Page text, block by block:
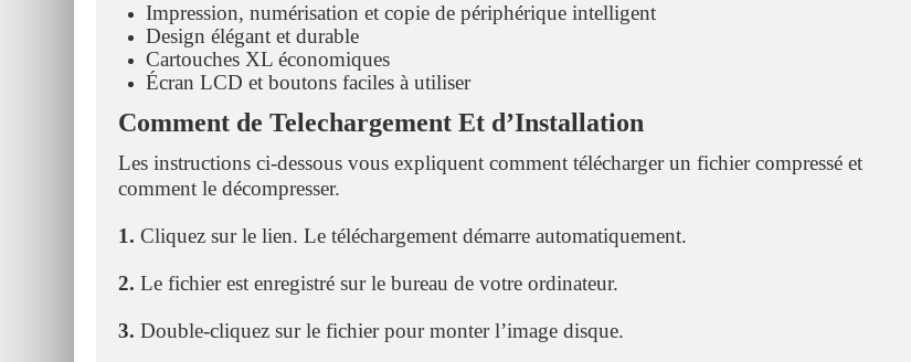
Impression, numérisation et copie de périphérique intelligent
Design élégant et durable
Cartouches XL économiques
Écran LCD et boutons faciles à utiliser
Comment de Telechargement Et d’Installation
Les instructions ci-dessous vous expliquent comment télécharger un fichier compressé et
comment le décompresser.
1. Cliquez sur le lien. Le téléchargement démarre automatiquement.
2. Le fichier est enregistré sur le bureau de votre ordinateur.
3. Double-cliquez sur le fichier pour monter l’image disque.